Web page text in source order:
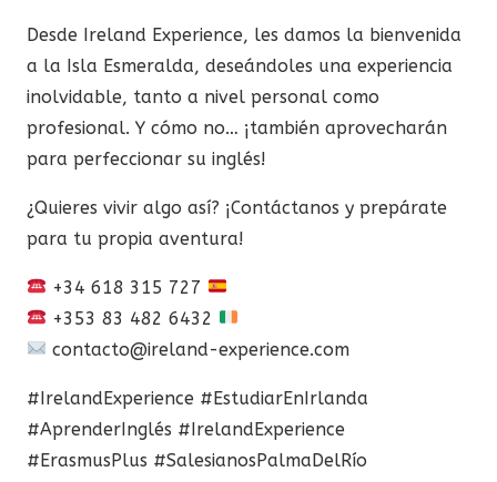
Desde Ireland Experience, les damos la bienvenida
a la Isla Esmeralda, deseándoles una experiencia
inolvidable, tanto a nivel personal como
profesional. Y cómo no… ¡también aprovecharán
para perfeccionar su inglés!
¿Quieres vivir algo así? ¡Contáctanos y prepárate
para tu propia aventura!
+34 618 315 727
+353 83 482 6432
contacto@ireland-experience.com
#IrelandExperience #EstudiarEnIrlanda
#AprenderInglés #IrelandExperience
#ErasmusPlus #SalesianosPalmaDelRío